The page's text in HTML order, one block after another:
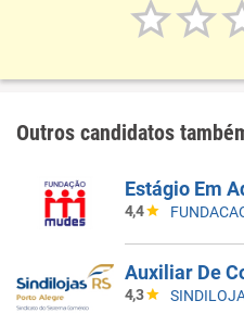
Outros candidatos
4,4
Auxiliar De
4,3